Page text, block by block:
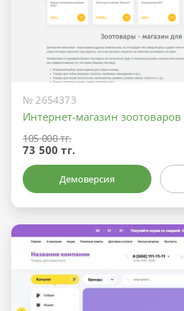
№ 2654373
Интернет-магазин зоотоваров
105 000 тг.
73 500 тг.
Демоверсия